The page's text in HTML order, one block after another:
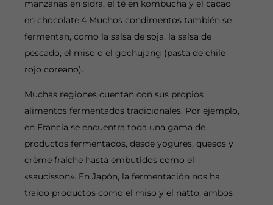
manzanas en sidra, el té en kombucha y el cacao
en chocolate.4 Muchos condimentos también se
fermentan, como la salsa de soja, la salsa de
pescado, el miso o el gochujang (pasta de chile
rojo coreano).
Muchas regiones cuentan con sus propios
alimentos fermentados tradicionales. Por ejemplo,
en Francia se encuentra toda una gama de
productos fermentados, desde yogures, quesos y
crème fraiche hasta embutidos como el
«saucisson». En Japón, la fermentación nos ha
traído productos como el miso y el natto, ambos